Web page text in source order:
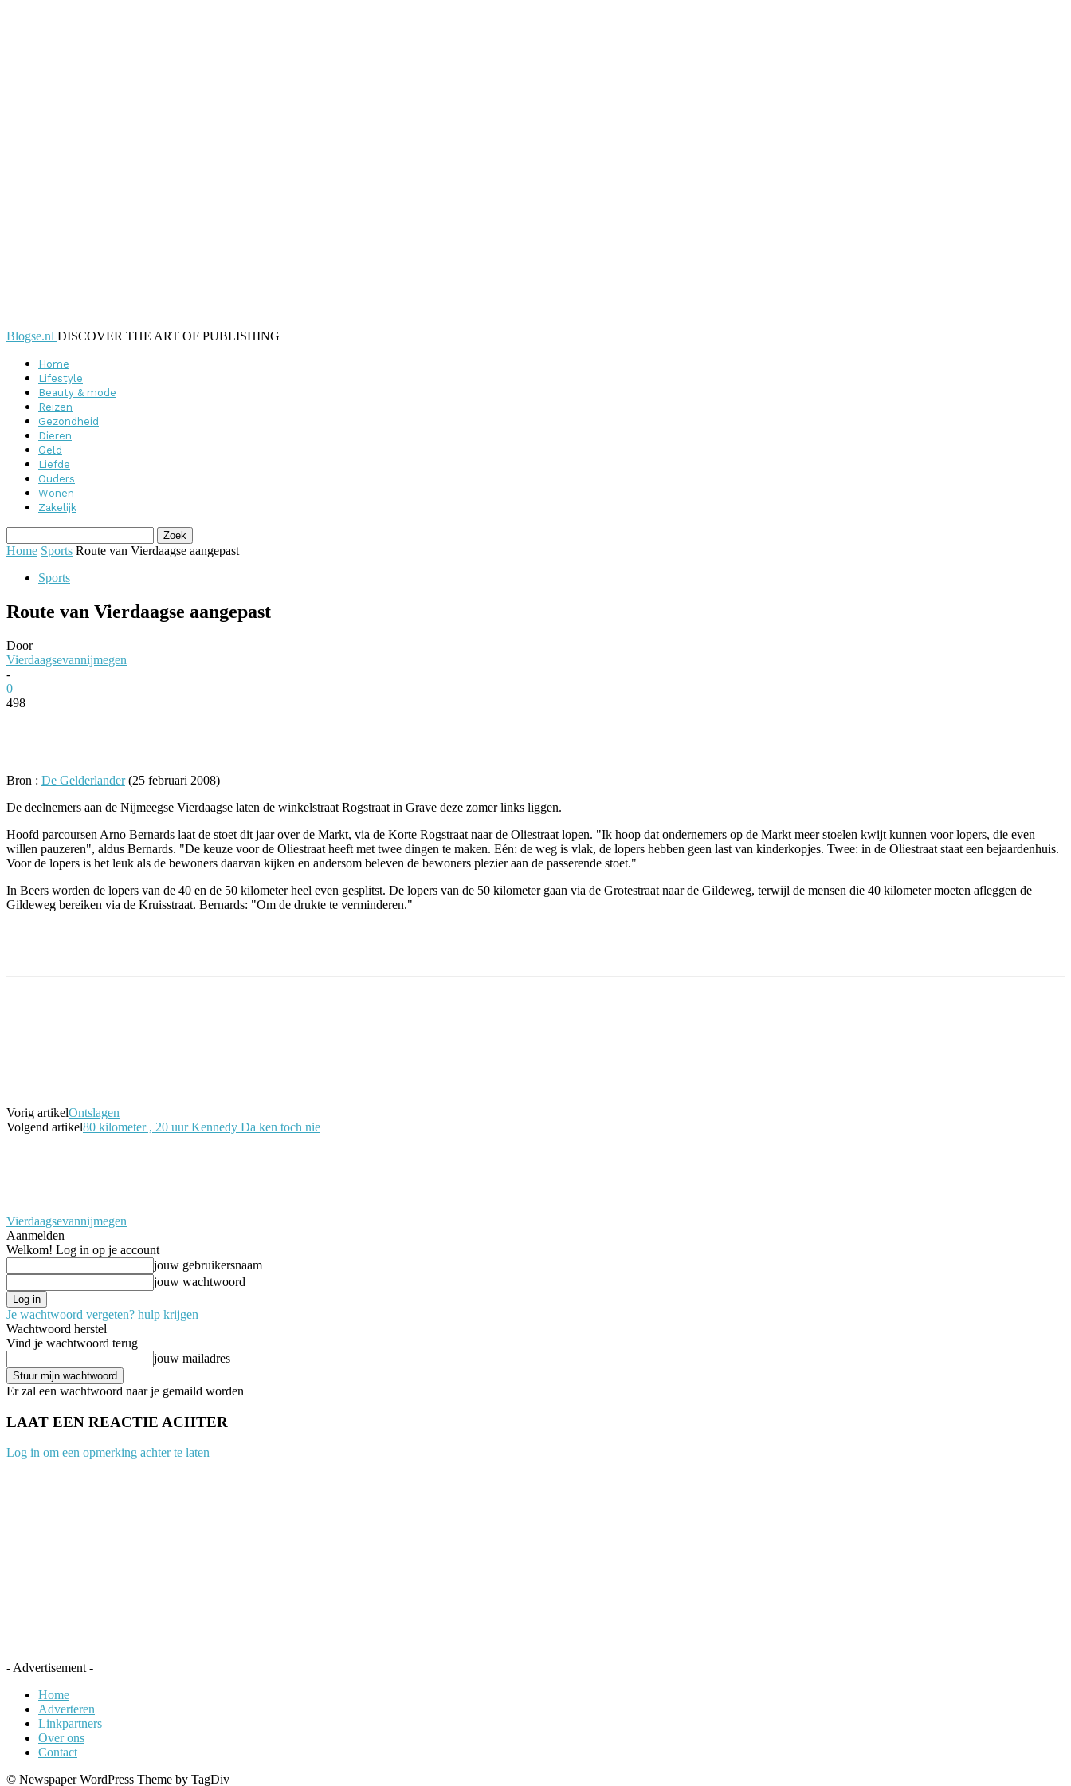
Blogse.nl DISCOVER THE ART OF PUBLISHING
Home
Lifestyle
Beauty & mode
Reizen
Gezondheid
Dieren
Geld
Liefde
Ouders
Wonen
Zakelijk
Home Sports Route van Vierdaagse aangepast
Sports
Route van Vierdaagse aangepast
Door
Vierdaagsevannijmegen
-
0
498
Bron : De Gelderlander(25 februari 2008)
De deelnemers aan de Nijmeegse Vierdaagse laten de winkelstraat Rogstraat in Grave deze zomer links liggen.
Hoofd parcoursen Arno Bernards laat de stoet dit jaar over de Markt, via de Korte Rogstraat naar de Oliestraat lopen. "Ik hoop dat ondernemers op de Markt meer stoelen kwijt kunnen voor lopers, die even
willen pauzeren", aldus Bernards. "De keuze voor de Oliestraat heeft met twee dingen te maken. Eén: de weg is vlak, de lopers hebben geen last van kinderkopjes. Twee: in de Oliestraat staat een bejaardenhuis.
Voor de lopers is het leuk als de bewoners daarvan kijken en andersom beleven de bewoners plezier aan de passerende stoet."
In Beers worden de lopers van de 40 en de 50 kilometer heel even gesplitst. De lopers van de 50 kilometer gaan via de Grotestraat naar de Gildeweg, terwijl de mensen die 40 kilometer moeten afleggen de
Gildeweg bereiken via de Kruisstraat. Bernards: "Om de drukte te verminderen."
Vorig artikelOntslagen
Volgend artikel80 kilometer , 20 uur Kennedy Da ken toch nie
Vierdaagsevannijmegen
Aanmelden
Welkom! Log in op je account
jouw gebruikersnaam
jouw wachtwoord
Je wachtwoord vergeten? hulp krijgen
Wachtwoord herstel
Vind je wachtwoord terug
jouw mailadres
Er zal een wachtwoord naar je gemaild worden
LAAT EEN REACTIE ACHTER
Log in om een opmerking achter te laten
- Advertisement -
Home
Adverteren
Linkpartners
Over ons
Contact
© Newspaper WordPress Theme by TagDiv